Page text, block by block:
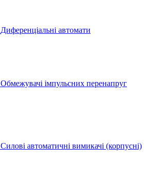
Диференціальні автомати
Обмежувачі імпульсних перенапруг
Силові автоматичні вимикачі (корпусні)